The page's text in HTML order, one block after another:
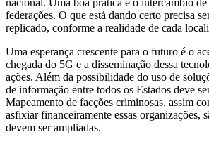
federações. O que está dando certo precisa
replicado, conforme a realidade de cada
Uma esperança crescente para o futuro é o
chegada do 5G e a disseminação dessa
ações. Além da possibilidade do uso de
de informação entre todos os Estados deve
Mapeamento de facções criminosas, assim
asfixiar financeiramente essas organizações,
devem ser ampliadas.